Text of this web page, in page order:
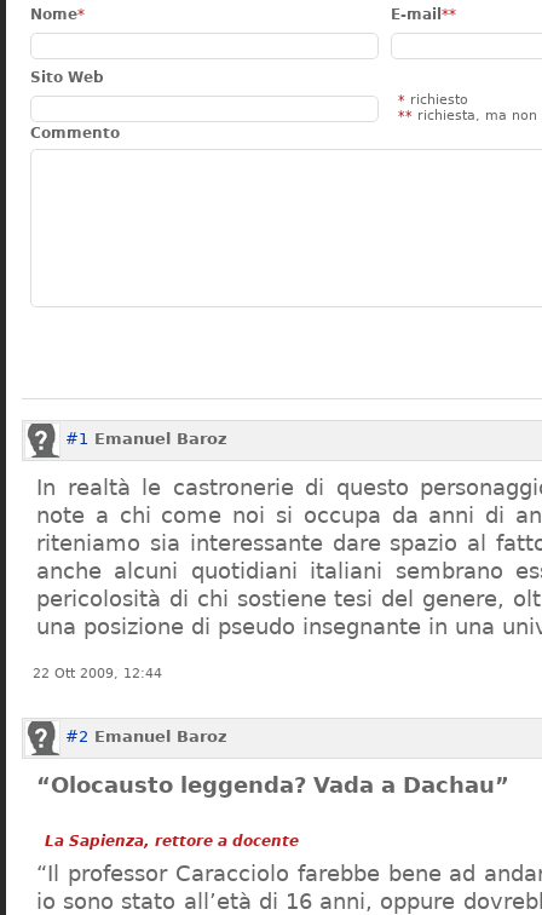
Nome* E-mail **
Sito Web
* richiesto
** richiesta, ma non
Commento
#1 Emanuel Baroz
In realtà le castronerie di questo
note a chi come noi si occupa da anni di
riteniamo sia interessante dare spazio al fatto
anche alcuni quotidiani italiani sembrano
pericolosità di chi sostiene tesi del genere,
una posizione di pseudo insegnante in una
22 Ott 2009, 12:44
#2 Emanuel Baroz
“Olocausto leggenda? Vada a Dachau”
La Sapienza, rettore a docente
“Il professor Caracciolo farebbe bene ad
io sono stato all’età di 16 anni, oppure